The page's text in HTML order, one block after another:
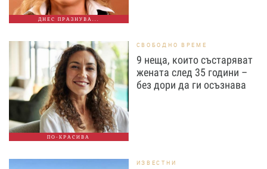
ДНЕС ПРАЗНУВА...
ПО-КРАСИВА
СВОБОДНО ВРЕМЕ
9 неща, които състаряват
жената след 35 години –
без дори да ги осъзнава
ИЗВЕСТНИ